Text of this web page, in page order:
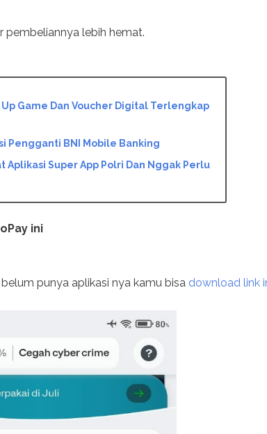
pembeliannya lebih hemat.
Game Dan Voucher Digital Terlengkap
Pengganti BNI Mobile Banking
Aplikasi Super App Polri Dan Nggak Perlu
ini
punya aplikasi nya kamu bisa download link